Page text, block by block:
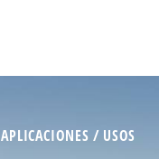
APLICACIONES / USOS